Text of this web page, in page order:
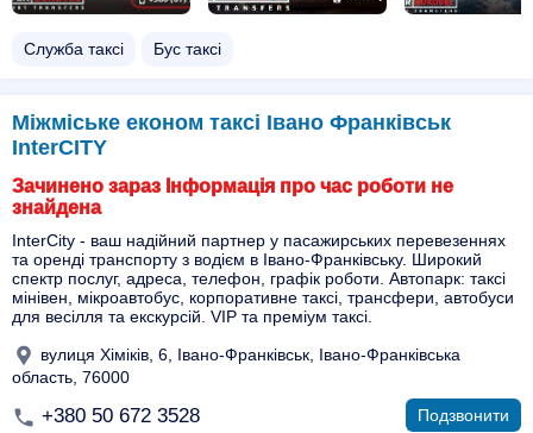
Служба таксі Бус таксі
Міжміське економ таксі Івано Франківськ
InterCITY
Зачинено зараз Інформація про час роботи не
знайдена
InterCity - ваш надійний партнер у пасажирських перевезеннях
та оренді транспорту з водієм в Івано-Франківську. Широкий
спектр послуг, адреса, телефон, графік роботи. Автопарк: таксі
мінівен, мікроавтобус, корпоративне таксі, трансфери, автобуси
для весілля та екскурсій. VIP та преміум таксі.
вулиця Хіміків, 6, Івано-Франківськ, Івано-Франківська
область, 76000
+380 50 672 3528 Подзвонити